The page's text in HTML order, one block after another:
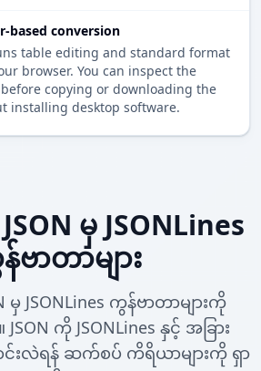
based conversion
table editing and standard format
browser. You can inspect the
copying or downloading the
installing desktop software.
မှ JSONLines
ဗာတာများ
မှ JSONLines ကွန်ဗာတာများကို
ကို JSONLines နှင့် အခြား
ာင်းလဲရန် ဆက်စပ် ကိရိယာများကို ရှာ